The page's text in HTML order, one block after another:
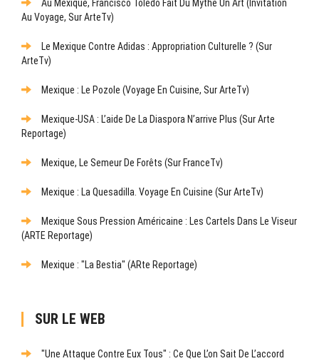
Au Mexique, Francisco Toledo Fait Du Mythe Un Art (Invitation
Au Voyage, Sur ArteTv)
Le Mexique Contre Adidas : Appropriation Culturelle ? (sur
ArteTv)
Mexique : Le Pozole (Voyage En Cuisine, Sur ArteTv)
Mexique-USA : L’aide De La Diaspora N’arrive Plus (sur Arte
Reportage)
Mexique, Le Semeur De Forêts (sur FranceTv)
Mexique : La Quesadilla. Voyage En Cuisine (sur ArteTv)
Mexique Sous Pression Américaine : Les Cartels Dans Le Viseur
(ARTE Reportage)
Mexique : "La Bestia" (ARte Reportage)
SUR LE WEB
"Une Attaque Contre Eux Tous" : Ce Que L’on Sait De L’accord